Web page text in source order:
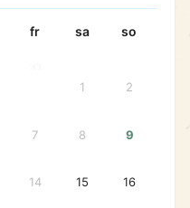
fr sa so
1
2
7 8 9
14 15 16